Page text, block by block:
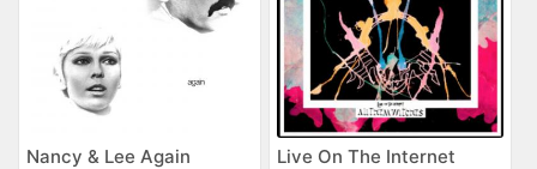
Nancy & Lee Again
Live On The Internet